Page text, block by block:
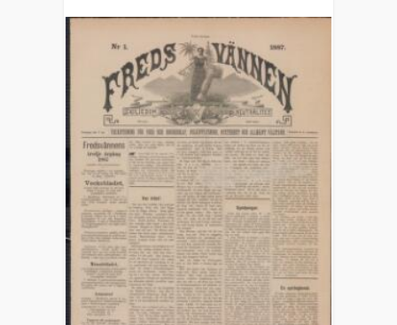
och skiljedomsföreningen i Sverige